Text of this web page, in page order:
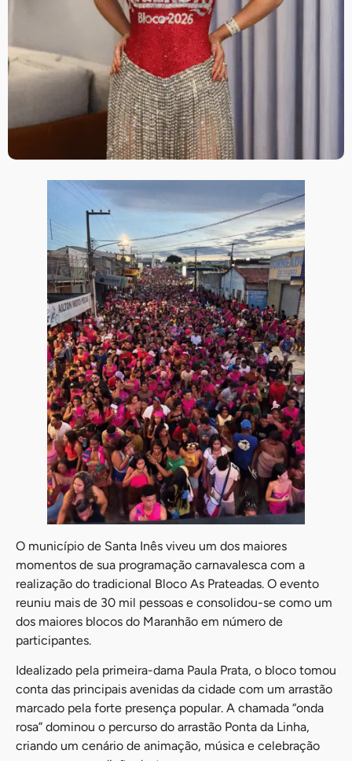
O município de Santa Inês viveu um dos maiores
momentos de sua programação carnavalesca com a
realização do tradicional Bloco As Prateadas. O evento
reuniu mais de 30 mil pessoas e consolidou-se como um
dos maiores blocos do Maranhão em número de
participantes.
Idealizado pela primeira-dama Paula Prata, o bloco tomou
conta das principais avenidas da cidade com um arrastão
marcado pela forte presença popular. A chamada “onda
rosa” dominou o percurso do arrastão Ponta da Linha,
criando um cenário de animação, música e celebração